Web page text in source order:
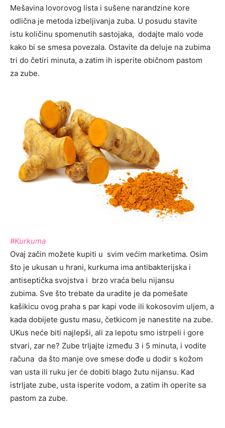
Mešavina lovorovog lista i sušene narandzine kore
odlična je metoda izbeljivanja zuba. U posudu stavite
istu količinu spomenutih sastojaka, dodajte malo vode
kako bi se smesa povezala. Ostavite da deluje na zubima
tri do četiri minuta, a zatim ih isperite običnom pastom
za zube.
#Kurkuma
Ovaj začin možete kupiti u svim većim marketima. Osim
što je ukusan u hrani, kurkuma ima antibakterijska i
antiseptička svojstva i brzo vraća belu nijansu
zubima. Sve što trebate da uradite je da pomešate
kašikicu ovog praha s par kapi vode ili kokosovim uljem, a
kada dobijete gustu masu, četkicom je nanestite na zube.
UKus neće biti najlepši, ali za lepotu smo istrpeli i gore
stvari, zar ne? Zube trljajte između 3 i 5 minuta, i vodite
računa da što manje ove smese dođe u dodir s kožom
van usta ili ruku jer će dobiti blago žutu nijansu. Kad
istrljate zube, usta isperite vodom, a zatim ih operite sa
pastom za zube.